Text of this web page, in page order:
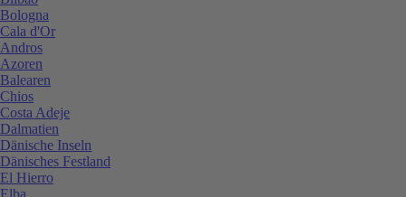
Bologna
Cala d'Or
Andros
Azoren
Balearen
Chios
Costa Adeje
Dalmatien
Dänische Inseln
Dänisches Festland
El Hierro
Elba